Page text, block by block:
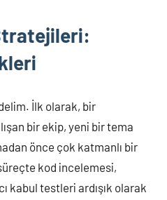
İlk olarak, bir
bir ekip, yeni bir tema
önce çok katmanlı bir
kod incelemesi,
kabul testleri ardışık olarak